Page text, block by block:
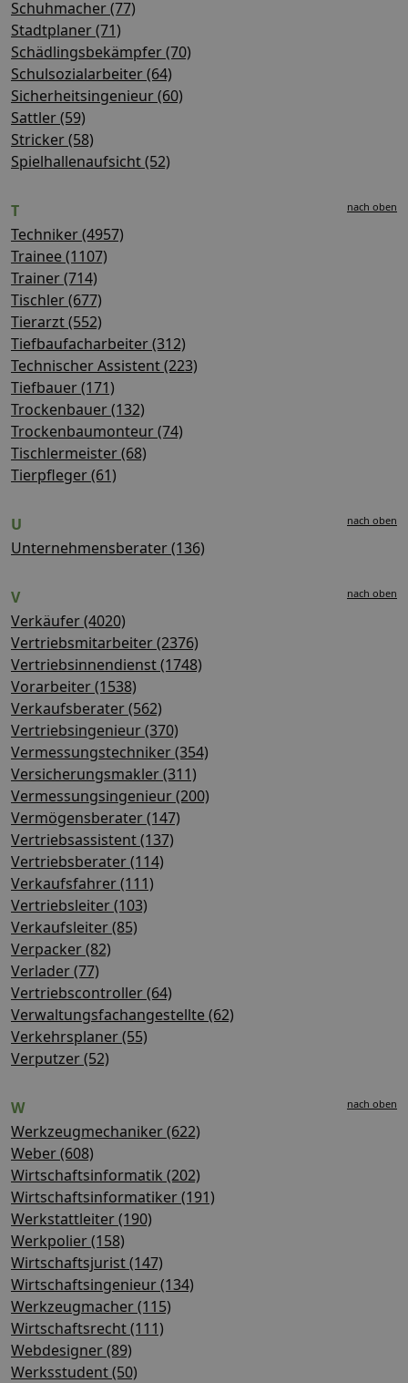
Schuhmacher (77)
Stadtplaner (71)
Schädlingsbekämpfer (70)
Schulsozialarbeiter (64)
Sicherheitsingenieur (60)
Sattler (59)
Stricker (58)
Spielhallenaufsicht (52)
T nach oben
Techniker (4957)
Trainee (1107)
Trainer (714)
Tischler (677)
Tierarzt (552)
Tiefbaufacharbeiter (312)
Technischer Assistent (223)
Tiefbauer (171)
Trockenbauer (132)
Trockenbaumonteur (74)
Tischlermeister (68)
Tierpfleger (61)
U nach oben
Unternehmensberater (136)
V nach oben
Verkäufer (4020)
Vertriebsmitarbeiter (2376)
Vertriebsinnendienst (1748)
Vorarbeiter (1538)
Verkaufsberater (562)
Vertriebsingenieur (370)
Vermessungstechniker (354)
Versicherungsmakler (311)
Vermessungsingenieur (200)
Vermögensberater (147)
Vertriebsassistent (137)
Vertriebsberater (114)
Verkaufsfahrer (111)
Vertriebsleiter (103)
Verkaufsleiter (85)
Verpacker (82)
Verlader (77)
Vertriebscontroller (64)
Verwaltungsfachangestellte (62)
Verkehrsplaner (55)
Verputzer (52)
W nach oben
Werkzeugmechaniker (622)
Weber (608)
Wirtschaftsinformatik (202)
Wirtschaftsinformatiker (191)
Werkstattleiter (190)
Werkpolier (158)
Wirtschaftsjurist (147)
Wirtschaftsingenieur (134)
Werkzeugmacher (115)
Wirtschaftsrecht (111)
Webdesigner (89)
Werksstudent (50)